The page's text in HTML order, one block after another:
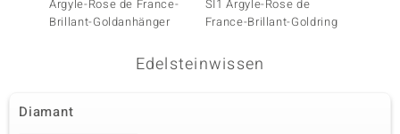
SI1 Argyle-Rose de France-
Diamant
1 à 2,2 mm
Runder Brillantschliff
Kanalfassung
Argyle-Rose de France-
Brillant-Goldanhänger
SI1 Argyle-Rose de
France-Brillant-Goldring
Edelsteinwissen
Diamant